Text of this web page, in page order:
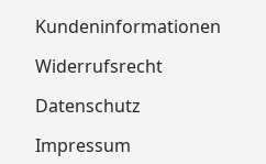
Kundeninformationen
Widerrufsrecht
Datenschutz
Impressum